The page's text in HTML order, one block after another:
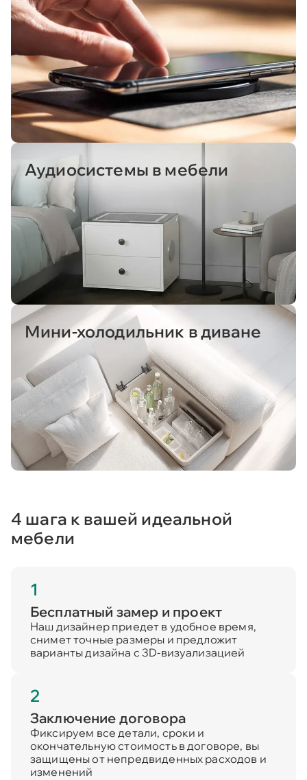
Аудиосистемы в мебели
Мини-холодильник в диване
4 шага к вашей идеальной
мебели
1
Бесплатный замер и проект
Наш дизайнер приедет в удобное время,
снимет точные размеры и предложит
варианты дизайна с 3D-визуализацией
2
Заключение договора
Фиксируем все детали, сроки и
окончательную стоимость в договоре, вы
защищены от непредвиденных расходов и
изменений